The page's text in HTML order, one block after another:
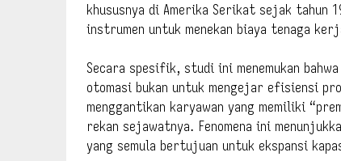
khususnya di Amerika Serikat sejak tahun
instrumen untuk menekan biaya tenaga
Secara spesifik, studi ini menemukan
otomasi bukan untuk mengejar efisiensi
menggantikan karyawan yang memiliki
rekan sejawatnya. Fenomena ini
yang semula bertujuan untuk ekspansi